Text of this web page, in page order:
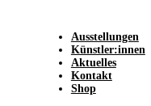
Ausstellungen
Künstler:innen
Aktuelles
Kontakt
Shop